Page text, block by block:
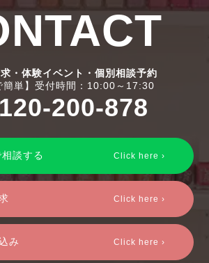
・体験イベント・個別相談予約
簡単】受付時間：10:00～17:30
200-878
談する Click here ›
Click here ›
み Click here ›